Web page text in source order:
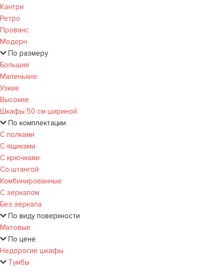
Кантри
Ретро
Прованс
Модерн
По размеру
Большие
Маленькие
Узкие
Высокие
Шкафы 50 см шириной
По комплектации
С полками
С ящиками
С крючками
Со штангой
Комбинированные
С зеркалом
Без зеркала
По виду поверхности
Матовые
По цене
Недорогие шкафы
Тумбы